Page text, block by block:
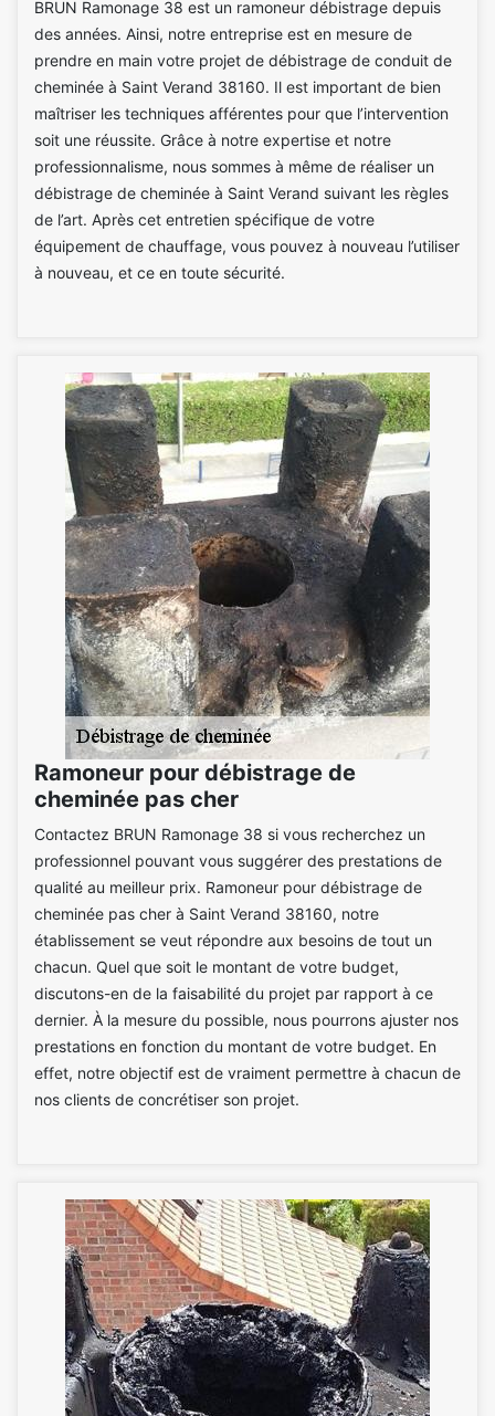
BRUN Ramonage 38 est un ramoneur débistrage depuis
des années. Ainsi, notre entreprise est en mesure de
prendre en main votre projet de débistrage de conduit de
cheminée à Saint Verand 38160. Il est important de bien
maîtriser les techniques afférentes pour que l’intervention
soit une réussite. Grâce à notre expertise et notre
professionnalisme, nous sommes à même de réaliser un
débistrage de cheminée à Saint Verand suivant les règles
de l’art. Après cet entretien spécifique de votre
équipement de chauffage, vous pouvez à nouveau l’utiliser
à nouveau, et ce en toute sécurité.
Ramoneur pour débistrage de
cheminée pas cher
Contactez BRUN Ramonage 38 si vous recherchez un
professionnel pouvant vous suggérer des prestations de
qualité au meilleur prix. Ramoneur pour débistrage de
cheminée pas cher à Saint Verand 38160, notre
établissement se veut répondre aux besoins de tout un
chacun. Quel que soit le montant de votre budget,
discutons-en de la faisabilité du projet par rapport à ce
dernier. À la mesure du possible, nous pourrons ajuster nos
prestations en fonction du montant de votre budget. En
effet, notre objectif est de vraiment permettre à chacun de
nos clients de concrétiser son projet.